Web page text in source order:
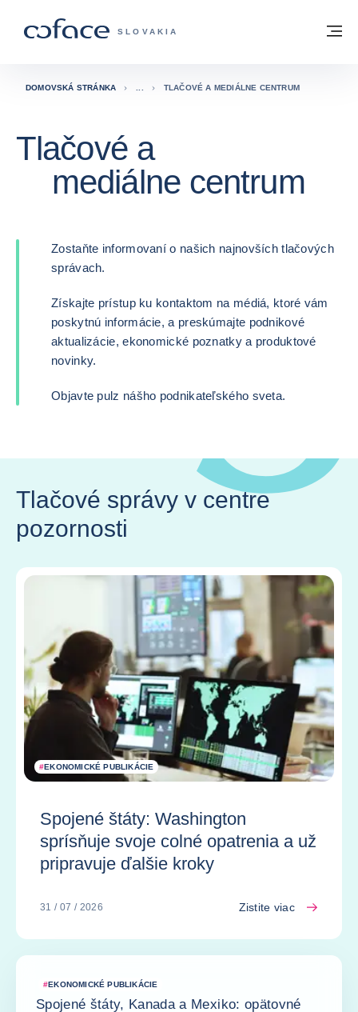
COFACE FOR TRADE - WEBOVÁ
SLOVAKIA
Späť na domovskú stránku
DOMOVSKÁ STRÁNKA TLAČOVÉ A MEDIÁLNE CENTRUM
Tlačové a
mediálne centrum
Zostaňte informovaní o našich najnovších tlačových
správach.
Získajte prístup ku kontaktom na médiá, ktoré vám
poskytnú informácie, a preskúmajte podnikové
aktualizácie, ekonomické poznatky a produktové
novinky.
Objavte pulz nášho podnikateľského sveta.
Tlačové správy v centre
pozornosti
#EKONOMICKÉ PUBLIKÁCIE
Spojené štáty: Washington
sprísňuje svoje colné opatrenia a už
pripravuje ďalšie kroky
31 / 07 / 2026 Zistite viac
#EKONOMICKÉ PUBLIKÁCIE
Spojené štáty, Kanada a Mexiko: opätovné